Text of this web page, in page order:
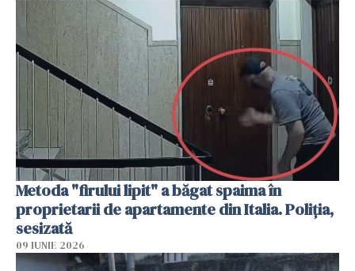
Metoda "firului lipit" a băgat spaima în
proprietarii de apartamente din Italia. Poliția,
sesizată
09 IUNIE 2026